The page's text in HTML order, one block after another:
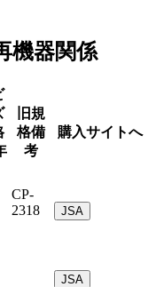
機器関係
旧規
格備
考
購入サイトへ
CP-
2318
JSA
JSA